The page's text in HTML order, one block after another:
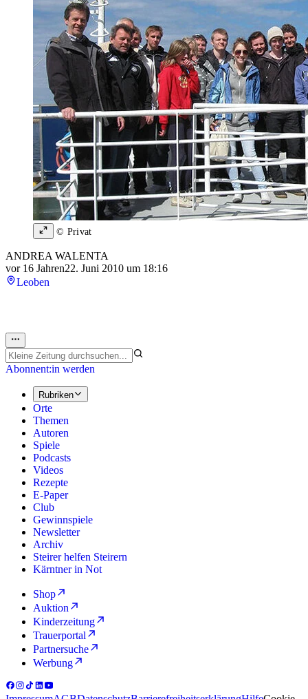
© Privat
ANDREA WALENTA
vor 16 Jahren22. Juni 2010 um 18:16
Leoben
Abonnent:in werden
Rubriken
Orte
Themen
Autoren
Spiele
Podcasts
Videos
Rezepte
E-Paper
Club
Gewinnspiele
Newsletter
Archiv
Steirer helfen Steirern
Kärntner in Not
Shop
Auktion
Kinderzeitung
Trauerportal
Partnersuche
Werbung